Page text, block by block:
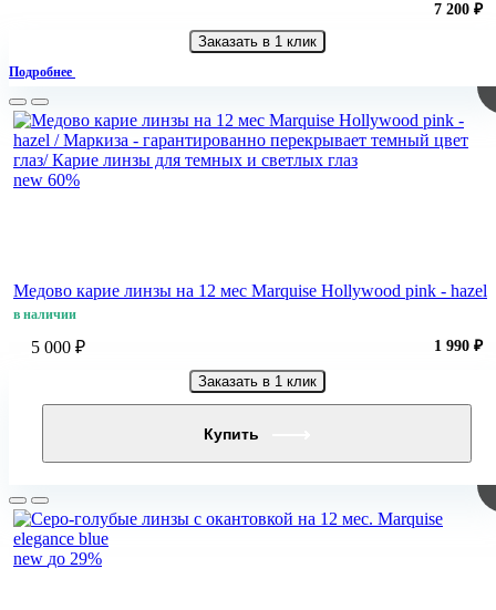
7 200 ₽
Заказать в 1 клик
Подробнее
new 60%
Медово карие линзы на 12 мес Marquise Hollywood pink - hazel
в наличии
5 000 ₽ 1 990 ₽
Заказать в 1 клик
new до 29%